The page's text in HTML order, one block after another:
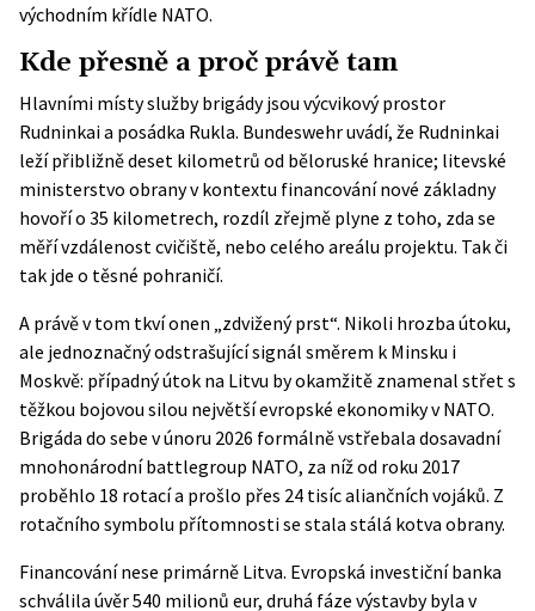
východním křídle NATO.
Kde přesně a proč právě tam
Hlavními místy služby brigády jsou výcvikový prostor
Rudninkai a posádka Rukla. Bundeswehruvádí, že Rudninkai
leží přibližně deset kilometrů od běloruské hranice; litevské
ministerstvo obranyv kontextu financování nové základny
hovoří o 35 kilometrech, rozdíl zřejmě plyne z toho, zda se
měří vzdálenost cvičiště, nebo celého areálu projektu. Tak či
tak jde o těsné pohraničí.
A právě v tom tkví onen „zdvižený prst“. Nikoli hrozba útoku,
ale jednoznačný odstrašující signál směrem k Minsku i
Moskvě: případný útok na Litvu by okamžitě znamenal střet s
těžkou bojovou silou největší evropské ekonomiky v NATO.
Brigáda do sebe v únoru 2026 formálně vstřebala dosavadní
mnohonárodní battlegroup NATO, za níž od roku 2017
proběhlo 18 rotací a prošlo přes 24 tisíc aliančních vojáků. Z
rotačního symbolu přítomnosti se stala stálá kotva obrany.
Financování nese primárně Litva. Evropská investiční banka
schválila úvěr 540 milionů eur, druhá fáze výstavby byla v